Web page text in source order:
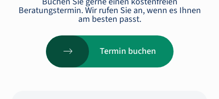
Beratungstermin. Wir rufen Sie an, wenn es Ihnen
am besten passt.
Termin buchen